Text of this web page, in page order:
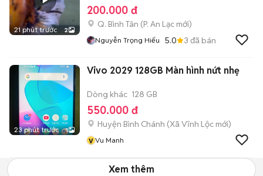
21 phút trước 2
200.000 đ
Q. Bình Tân (P. An Lạc mới)
Nguyễn Trọng Hiếu 5.0 3 đã bán
23 phút trước 1
Vivo 2029 128GB Màn hình nứt nhẹ
Dòng khác 128 GB
550.000 đ
Huyện Bình Chánh (Xã Vĩnh Lộc mới)
v Vu Manh
Xem thêm